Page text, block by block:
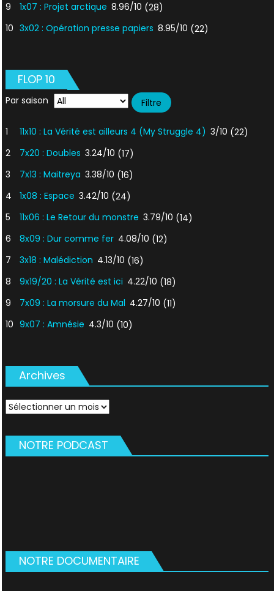
9
1x07 : Projet arctique 8.96/10 (28)
10 3x02 : Opération presse papiers 8.95/10 (22)
FLOP 10
Par saison
1 11x10 : La Vérité est ailleurs 4 (My Struggle 4) 3/10 (22)
2
7x20 : Doubles 3.24/10 (17)
3
7x13 : Maitreya 3.38/10 (16)
4
1x08 : Espace 3.42/10 (24)
5
11x06 : Le Retour du monstre 3.79/10 (14)
6
8x09 : Dur comme fer 4.08/10 (12)
7
3x18 : Malédiction 4.13/10 (16)
8
9x19/20 : La Vérité est ici 4.22/10 (18)
9
7x09 : La morsure du Mal 4.27/10 (11)
10 9x07 : Amnésie 4.3/10 (10)
Archives
Archives
NOTRE PODCAST
NOTRE DOCUMENTAIRE